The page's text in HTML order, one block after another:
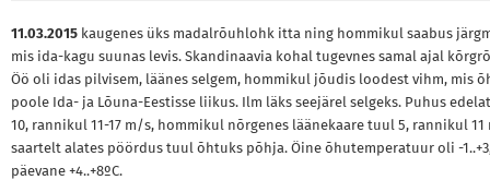
11.03.2015 kaugenes üks madalrõuhlohk itta ning hommikul saabus
mis ida-kagu suunas levis. Skandinaavia kohal tugevnes samal ajal
Öö oli idas pilvisem, läänes selgem, hommikul jõudis loodest vihm, mis
poole Ida- ja Lõuna-Eestisse liikus. Ilm läks seejärel selgeks. Puhus
10, rannikul 11-17 m/s, hommikul nõrgenes läänekaare tuul 5, rannikul 11
saartelt alates pöördus tuul õhtuks põhja. Öine õhutemperatuur oli -
päevane +4..+8ºC.